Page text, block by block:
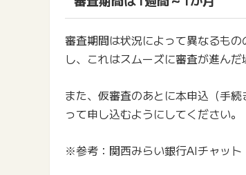
審査期間は状況によって異なるも
し、これはスムーズに審査が進ん
また、仮審査のあとに本申込（手
って申し込むようにしてください。
※参考：関西みらい銀行AIチャット